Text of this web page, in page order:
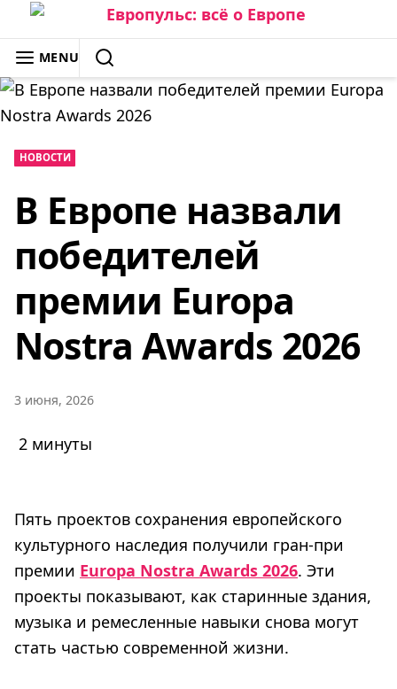
Skip
to
content
ЕВРОПУЛЬС: ВСЁ О ЕВРОПЕ
MENU
SEARCH
НОВОСТИ
В Европе назвали
победителей
премии Europa
Nostra Awards 2026
3 июня, 2026
2 минуты
Пять проектов сохранения европейского
культурного наследия получили гран-при
премии Europa Nostra Awards 2026. Эти
проекты показывают, как старинные здания,
музыка и ремесленные навыки снова могут
стать частью современной жизни.